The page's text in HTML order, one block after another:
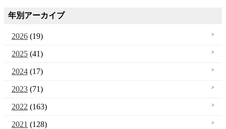
年別アーカイブ
2026 (19)
2025 (41)
2024 (17)
2023 (71)
2022 (163)
2021 (128)